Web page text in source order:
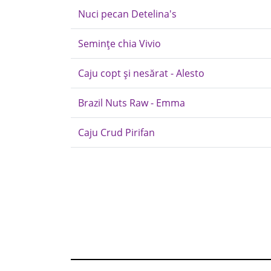
Nuci pecan Detelina's
Semințe chia Vivio
Caju copt și nesărat - Alesto
Brazil Nuts Raw - Emma
Caju Crud Pirifan